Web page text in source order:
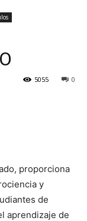
0
5055
proporciona
y
de
aprendizaje de